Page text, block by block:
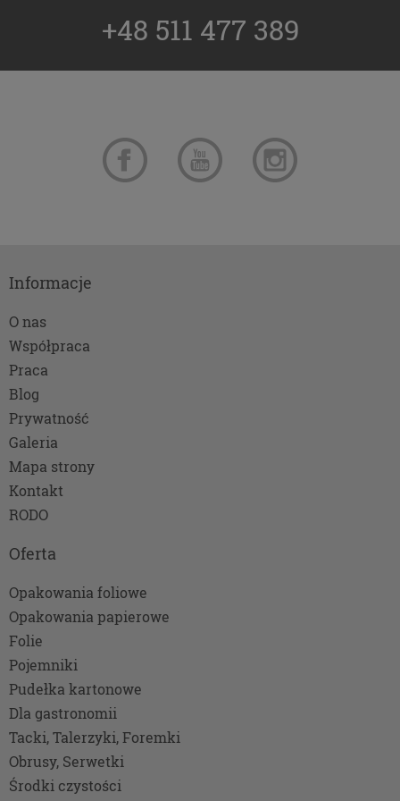
+48 511 477 389
Informacje
O nas
Współpraca
Praca
Blog
Prywatność
Galeria
Mapa strony
Kontakt
RODO
Oferta
Opakowania foliowe
Opakowania papierowe
Folie
Pojemniki
Pudełka kartonowe
Dla gastronomii
Tacki, Talerzyki, Foremki
Obrusy, Serwetki
Środki czystości
podstawy prawnej. RODO przewiduje kilka rodzajów
Niezbędność przetwarzania do zawarcia lub
wykonania umowy, której jesteś stroną. Umowa
oparciu o treść regulaminu tego serwisu), to
możemy przetwarzać Twoje dane w zakresie
usługi, a Ty nie mógłbyś z niej korzystać.
Niezbędność przetwarzania do celów
interesów realizowanych przez administratora
lub przez stronę trzecią. Ta podstawa
przetwarzania danych dotyczy przypadków, gdy
ich przetwarzanie jest uzasadnione z uwagi na
nasze usprawiedliwione potrzeby, co obejmuje
między innymi konieczność zapewnienia
statystycznych, ulepszania naszych usług i
użytkowników (np. personalizowanie treści w
usługach) jak również prowadzenie marketingu i
promocji własnych usług administratora.
Twoja dobrowolna zgoda. Jest potrzebna głównie
w przypadku, gdy usługi marketingowe
dostarczają Ci podmioty trzecie oraz gdy to my
świadczymy takie usługi dla podmiotów trzecich.
Aby móc pokazać interesujące Cię reklamy (np.
produktu, którego możesz potrzebować)
reklamodawcy i ich przedstawiciele muszą mieć
możliwość przetwarzania Twoich danych.